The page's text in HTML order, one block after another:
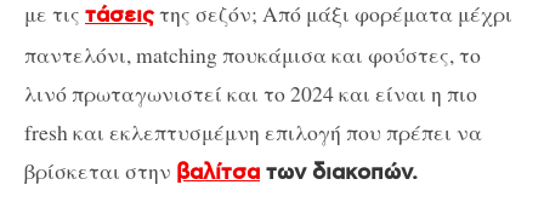
με τις τάσειςτης σεζόν; Από μάξι φορέματα μέχρι
παντελόνι, matching πουκάμισα και φούστες, το
λινό πρωταγωνιστεί και το 2024 και είναι η πιο
fresh και εκλεπτυσμέμνη επιλογή που πρέπει να
βρίσκεται στην βαλίτσα των διακοπών.